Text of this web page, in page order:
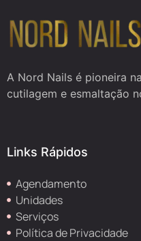
A Nord Nails é pioneira
cutilagem e esmaltação
Links Rápidos
Agendamento
Unidades
Serviços
Política de Privacidade